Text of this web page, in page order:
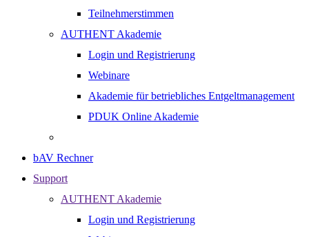
Teilnehmerstimmen
AUTHENT Akademie
Login und Registrierung
Webinare
Akademie für betriebliches Entgeltmanagement
PDUK Online Akademie
bAV Rechner
Support
AUTHENT Akademie
Login und Registrierung